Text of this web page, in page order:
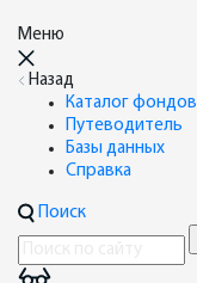
Меню
Назад
Каталог фондов
Путеводитель
Базы данных
Справка
Поиск